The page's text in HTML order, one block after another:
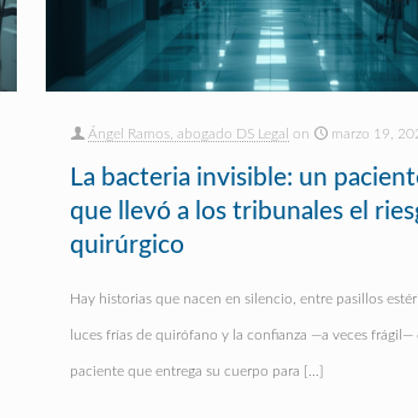
Ángel Ramos, abogado DS Legal on marzo 19,
La bacteria invisible: un
que llevó a los tribunales el
quirúrgico
Hay historias que nacen en silencio, entre pasillos
luces frías de quirófano y la confianza —a veces frágil—
paciente que entrega su cuerpo para […]